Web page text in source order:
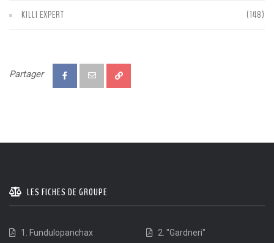
KILLI EXPERT (148)
Partager
LES FICHES DE GROUPE
1. Fundulopanchax
2. "Gardneri"